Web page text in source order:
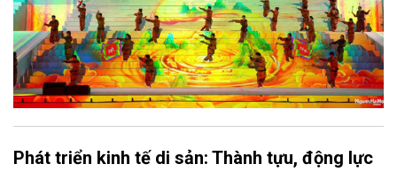
Phát triển kinh tế di sản: Thành tựu, động lực